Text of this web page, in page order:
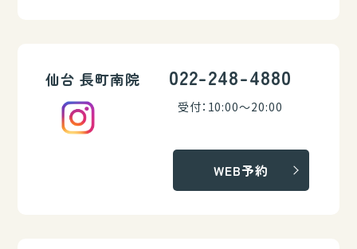
仙台 長町南院 022-248-4880
受付：10:00～20:00
WEB予約